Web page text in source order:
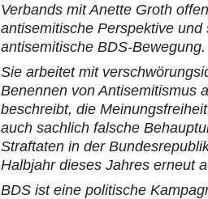
Verbands mit Anette Groth
antisemitische Perspektive
antisemitische BDS-Bewegung.
Sie arbeitet mit
Benennen von Antisemitismus
beschreibt, die
auch sachlich falsche
Straftaten in der
Halbjahr dieses Jahres erneut
BDS ist eine politische